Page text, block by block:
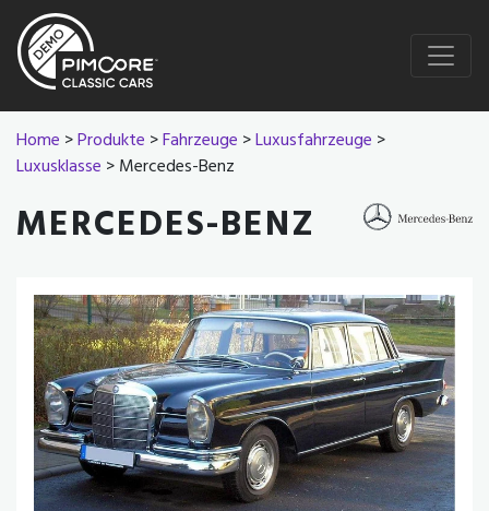
Home >Produkte >Fahrzeuge >Luxusfahrzeuge >
Luxusklasse > Mercedes-Benz
MERCEDES-BENZ